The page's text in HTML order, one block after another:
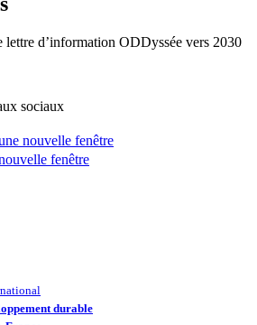
lettre d’information ODDyssée vers 2030
sociaux
nouvelle fenêtre
fenêtre
durable